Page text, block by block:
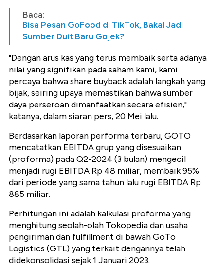
Baca:
Bisa Pesan GoFood di TikTok, Bakal Jadi
Sumber Duit Baru Gojek?
"Dengan arus kas yang terus membaik serta adanya
nilai yang signifikan pada saham kami, kami
percaya bahwa share buyback adalah langkah yang
bijak, seiring upaya memastikan bahwa sumber
daya perseroan dimanfaatkan secara efisien,"
katanya, dalam siaran pers, 20 Mei lalu.
Berdasarkan laporan performa terbaru, GOTO
mencatatkan EBITDA grup yang disesuaikan
(proforma) pada Q2-2024 (3 bulan) mengecil
menjadi rugi EBITDA Rp 48 miliar, membaik 95%
dari periode yang sama tahun lalu rugi EBITDA Rp
885 miliar.
Perhitungan ini adalah kalkulasi proforma yang
menghitung seolah-olah Tokopedia dan usaha
pengiriman dan fulfillment di bawah GoTo
Logistics (GTL) yang terkait dengannya telah
didekonsolidasi sejak 1 Januari 2023.